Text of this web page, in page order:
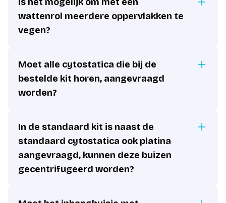
wattenrol meerdere oppervlakken te
vegen?
Moet alle cytostatica die bij de
bestelde kit horen, aangevraagd
worden?
In de standaard kit is naast de
standaard cytostatica ook platina
aangevraagd, kunnen deze buizen
gecentrifugeerd worden?